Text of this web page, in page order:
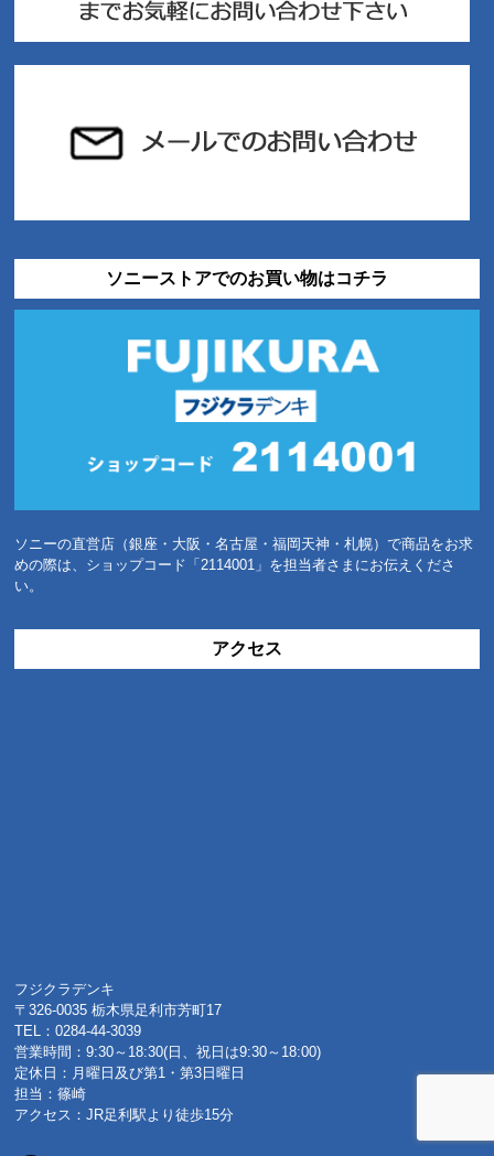
ソニーストアでのお買い物はコチラ
ソニーの直営店（銀座・大阪・名古屋・福岡天神・札幌）で商品をお求
めの際は、ショップコード「2114001」を担当者さまにお伝えくださ
い。
アクセス
フジクラデンキ
〒326-0035 栃木県足利市芳町17
TEL：0284-44-3039
営業時間：9:30～18:30(日、祝日は9:30～18:00)
定休日：月曜日及び第1・第3日曜日
担当：篠崎
アクセス：JR足利駅より徒歩15分